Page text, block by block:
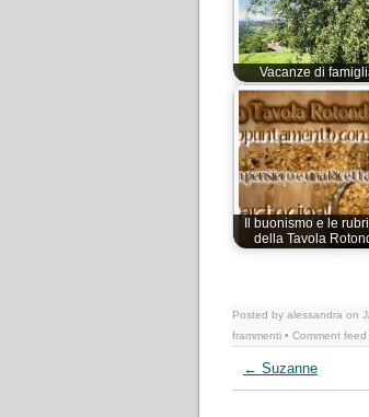
Vacanze di
Il buonismo e le
della Tavola
Posted by alessandra on
frammenti • Comment feed
← Suzanne